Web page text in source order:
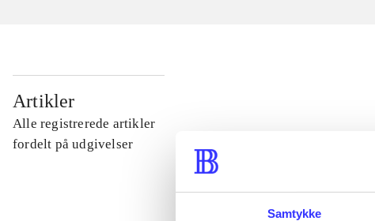
Samtykke
Artikler
Alle registrerede artikler
fordelt på udgivelser
...